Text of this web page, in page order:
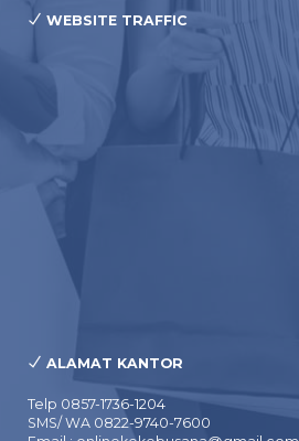
WEBSITE TRAFFIC
ALAMAT KANTOR
Telp 0857-1736-1204
SMS/ WA 0822-9740-7600